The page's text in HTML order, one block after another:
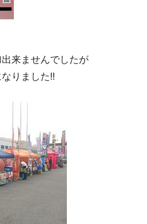
来ませんでしたが
りました!!